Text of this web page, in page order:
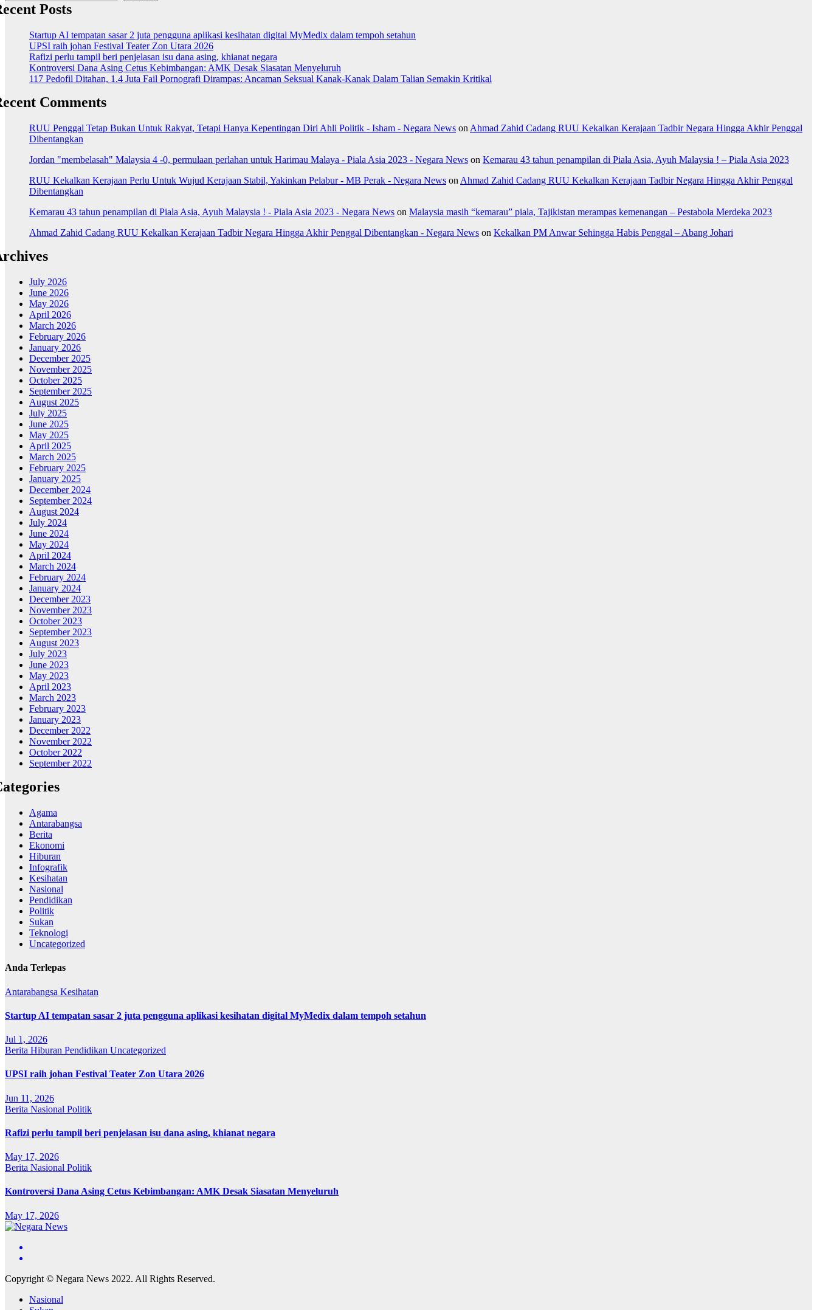
Posts
Startup AI tempatan sasar 2 juta pengguna aplikasi kesihatan digital MyMedix dalam tempoh setahun
UPSI raih johan Festival Teater Zon Utara 2026
Rafizi perlu tampil beri penjelasan isu dana asing, khianat negara
Kontroversi Dana Asing Cetus Kebimbangan: AMK Desak Siasatan Menyeluruh
117 Pedofil Ditahan, 1.4 Juta Fail Pornografi Dirampas: Ancaman Seksual Kanak-Kanak Dalam Talian Semakin Kritikal
Comments
RUU Penggal Tetap Bukan Untuk Rakyat, Tetapi Hanya Kepentingan Diri Ahli Politik - Isham - Negara News on Ahmad Zahid Cadang RUU Kekalkan Kerajaan Tadbir Negara Hingga Akhir Penggal
Dibentangkan
Jordan "membelasah" Malaysia 4 -0, permulaan perlahan untuk Harimau Malaya - Piala Asia 2023 - Negara News on Kemarau 43 tahun penampilan di Piala Asia, Ayuh Malaysia ! – Piala Asia 2023
RUU Kekalkan Kerajaan Perlu Untuk Wujud Kerajaan Stabil, Yakinkan Pelabur - MB Perak - Negara News on Ahmad Zahid Cadang RUU Kekalkan Kerajaan Tadbir Negara Hingga Akhir Penggal
Dibentangkan
Kemarau 43 tahun penampilan di Piala Asia, Ayuh Malaysia ! - Piala Asia 2023 - Negara News on Malaysia masih “kemarau” piala, Tajikistan merampas kemenangan – Pestabola Merdeka 2023
Ahmad Zahid Cadang RUU Kekalkan Kerajaan Tadbir Negara Hingga Akhir Penggal Dibentangkan - Negara News on Kekalkan PM Anwar Sehingga Habis Penggal – Abang Johari
July 2026
June 2026
May 2026
April 2026
March 2026
February 2026
January 2026
December 2025
November 2025
October 2025
September 2025
August 2025
July 2025
June 2025
May 2025
April 2025
March 2025
February 2025
January 2025
December 2024
September 2024
August 2024
July 2024
June 2024
May 2024
April 2024
March 2024
February 2024
January 2024
December 2023
November 2023
October 2023
September 2023
August 2023
July 2023
June 2023
May 2023
April 2023
March 2023
February 2023
January 2023
December 2022
November 2022
October 2022
September 2022
Agama
Antarabangsa
Berita
Ekonomi
Hiburan
Infografik
Kesihatan
Nasional
Pendidikan
Politik
Sukan
Teknologi
Uncategorized
Anda Terlepas
Antarabangsa Kesihatan
Startup AI tempatan sasar 2 juta pengguna aplikasi kesihatan digital MyMedix dalam tempoh setahun
Jul 1, 2026
Berita Hiburan Pendidikan Uncategorized
UPSI raih johan Festival Teater Zon Utara 2026
Jun 11, 2026
Berita Nasional Politik
Rafizi perlu tampil beri penjelasan isu dana asing, khianat negara
May 17, 2026
Berita Nasional Politik
Kontroversi Dana Asing Cetus Kebimbangan: AMK Desak Siasatan Menyeluruh
May 17, 2026
Copyright © Negara News 2022. All Rights Reserved.
Nasional